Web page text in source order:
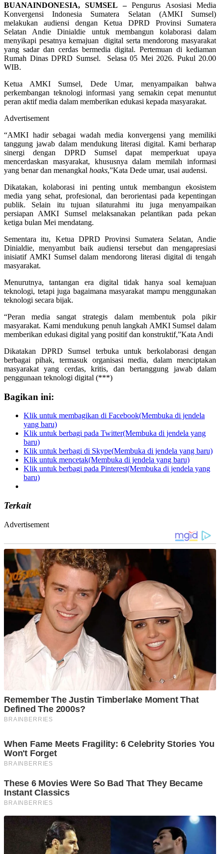
BUANAINDONESIA, SUMSEL –Pengurus Asosiasi Media
Konvergensi Indonesia Sumatera Selatan (AMKI Sumsel)
melakukan audiensi dengan Ketua DPRD Provinsi Sumatera
Selatan Andie Dinialdie untuk membangun kolaborasi dalam
menyikapi pesatnya kemajuan digital serta mendorong masyarakat
yang sadar dan cerdas bermedia digital. Pertemuan di kediaman
Rumah Dinas DPRD Sumsel. Selasa 05 Mei 2026. Pukul 20.00
WIB.
Ketua AMKI Sumsel, Dede Umar, menyampaikan bahwa
perkembangan teknologi informasi yang semakin cepat menuntut
peran aktif media dalam memberikan edukasi kepada masyarakat.
Advertisement
“AMKI hadir sebagai wadah media konvergensi yang memiliki
tanggung jawab dalam mendukung literasi digital. Kami berharap
sinergi dengan DPRD Sumsel dapat memperkuat upaya
mencerdaskan masyarakat, khususnya dalam memilah informasi
yang benar dan menangkal hoaks,”Kata Dede umar, usai audensi.
Dikatakan, kolaborasi ini penting untuk membangun ekosistem
media yang sehat, profesional, dan berorientasi pada kepentingan
publik. Selain itu tujuan silaturahmi itu juga menyampaikan
persiapan AMKI Sumsel melaksanakan pelantikan pada pekan
ketiga bulan Mei mendatang.
Sementara itu, Ketua DPRD Provinsi Sumatera Selatan, Andie
Dinialdie, menyambut baik audiensi tersebut dan mengapresiasi
inisiatif AMKI Sumsel dalam mendorong literasi digital di tengah
masyarakat.
Menurutnya, tantangan era digital tidak hanya soal kemajuan
teknologi, tetapi juga bagaimana masyarakat mampu menggunakan
teknologi secara bijak.
“Peran media sangat strategis dalam membentuk pola pikir
masyarakat. Kami mendukung penuh langkah AMKI Sumsel dalam
memberikan edukasi digital yang positif dan konstruktif,”Kata Andi
Dikatakan DPRD Sumsel terbuka untuk berkolaborasi dengan
berbagai pihak, termasuk organisasi media, dalam menciptakan
masyarakat yang cerdas, kritis, dan bertanggung jawab dalam
penggunaan teknologi digital (***)
Bagikan ini:
Klik untuk membagikan di Facebook(Membuka di jendela
yang baru)
Klik untuk berbagi pada Twitter(Membuka di jendela yang
baru)
Klik untuk berbagi di Skype(Membuka di jendela yang baru)
Klik untuk mencetak(Membuka di jendela yang baru)
Klik untuk berbagi pada Pinterest(Membuka di jendela yang
baru)
Terkait
Advertisement